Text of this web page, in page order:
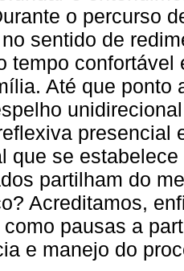
o percurso
sentido de
tempo
Até que ponto
presencial
que se
partilham do
Acreditamos,
pausas a
e manejo do